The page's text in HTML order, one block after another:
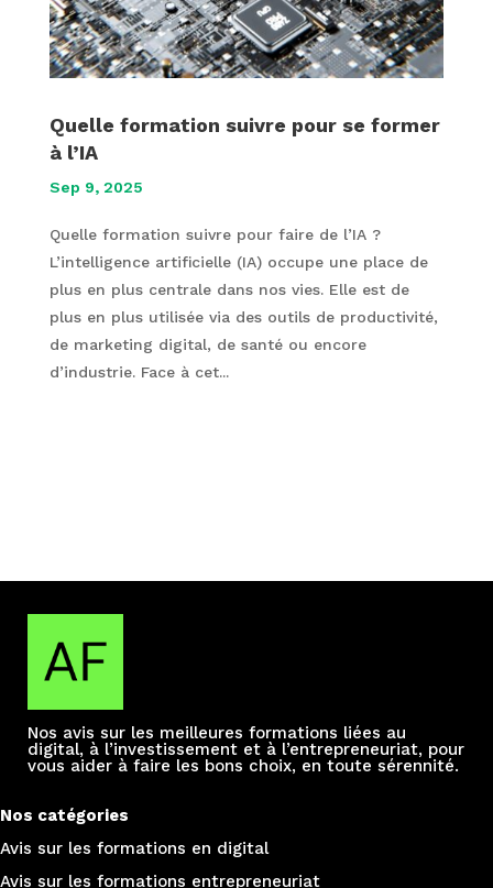
Quelle formation suivre pour se former
à l’IA
Sep 9, 2025
Quelle formation suivre pour faire de l’IA ?
L’intelligence artificielle (IA) occupe une place de
plus en plus centrale dans nos vies. Elle est de
plus en plus utilisée via des outils de productivité,
de marketing digital, de santé ou encore
d’industrie. Face à cet...
Nos avis sur les meilleures formations liées au
digital, à l’investissement et à l’entrepreneuriat, pour
vous aider à faire les bons choix, en toute sérennité.
Nos catégories
Avis sur les formations en digital
Avis sur les formations entrepreneuriat